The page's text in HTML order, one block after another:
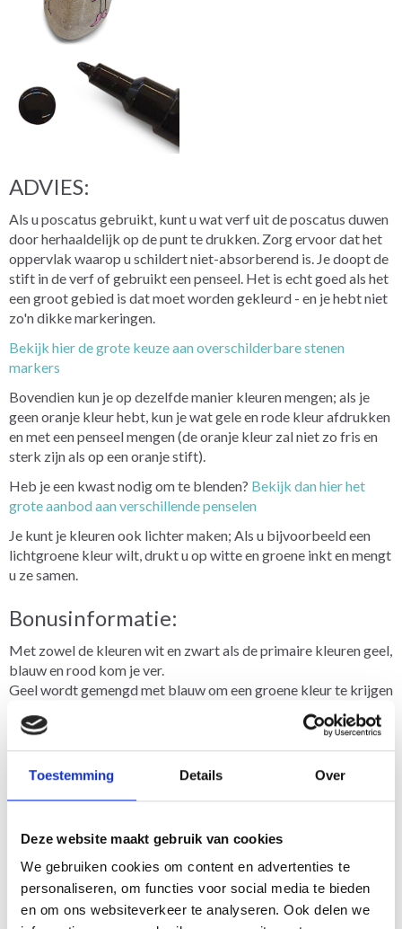
Toestemming Details Over
Deze website maakt gebruik van cookies
We gebruiken cookies om content en advertenties te
personaliseren, om functies voor social media te bieden
en om ons websiteverkeer te analyseren. Ook delen we
ADVIES:
Als u poscatus gebruikt, kunt u wat verf uit de poscatus duwen
door herhaaldelijk op de punt te drukken. Zorg ervoor dat het
oppervlak waarop u schildert niet-absorberend is. Je doopt de
stift in de verf of gebruikt een penseel. Het is echt goed als het
een groot gebied is dat moet worden gekleurd - en je hebt niet
zo'n dikke markeringen.
Bekijk hier de grote keuze aan overschilderbare stenen
markers
Bovendien kun je op dezelfde manier kleuren mengen; als je
geen oranje kleur hebt, kun je wat gele en rode kleur afdrukken
en met een penseel mengen (de oranje kleur zal niet zo fris en
sterk zijn als op een oranje stift).
Heb je een kwast nodig om te blenden? Bekijk dan hier het
grote aanbod aan verschillende penselen
Je kunt je kleuren ook lichter maken; Als u bijvoorbeeld een
lichtgroene kleur wilt, drukt u op witte en groene inkt en mengt
u ze samen.
Bonusinformatie:
Met zowel de kleuren wit en zwart als de primaire kleuren geel,
blauw en rood kom je ver.
Geel wordt gemengd met blauw om een groene kleur te krijgen
Blauw wordt gemengd met rood om een paarse kleur te krijgen
Rood wordt gemengd met geel om een oranje kleur te
verkrijgen
Genieten :-)
posca
Potloden (bevat 3 potloden, gum en potloodpunten)